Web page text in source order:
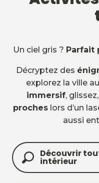
Un ciel gris ? Parfait
Décryptez des
explorez la ville
immersif,
proches lors d’un
aussi
Découvrir
intérieur